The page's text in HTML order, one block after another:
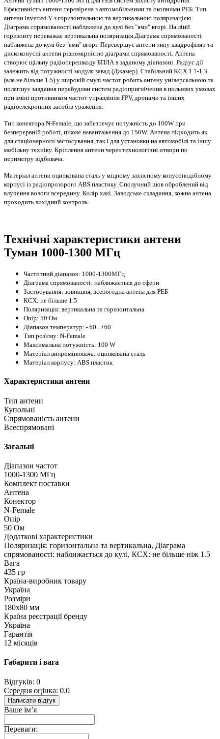
Ефективність антени перевірена з автомобільними та окопними РЕБ. Тип
антени Inverted V з горизонтальною та вертикальною поляризацією.
Діаграма спрямованості наближена до кулі без "ями" вгорі. На лінії
горизонту переважає вертикальна поляризація.Діаграма спрямованості
наближена до кулі без "ями" вгорі. Перевершує антени типу квадрофіляр та
дискоконусні антени рівномірністю діаграми спрямованості. Антена
створює щільну радіоперешкоду БПЛА в заданому діапазоні. Радіус дії
залежить від потужності модуля завад (Джамер). Стабільний КСХ 1.1-1.3
(але не більше 1.5) у широкій смузі частот робить антену універсальною та
полегшує завдання перебудови систем радіопригнічення в польових умовах
при зміні противником частот управління FPV, дронами та інших
радіоелекронних засобів ураження.
Тип конектора N-Female, що забезпечує потужність до 100W при
безперервній роботі, пікове навантаження до 150W. Антена підходить як
для стаціонарного застосування, так і для установки на автомобілі та іншу
мобільну техніку. Кріплення антени через технологічні отвори по
периметру відбивача.
Матеріал антени оцинкована сталь у міцному захисному конусоподібному
корпусі із радіопрозорого ABS пластику. Сполучний шов оброблений від
влучення вологи всередину. Колір хакі. Заводське складання, кожна антена
проходить вихідний контроль.
Технічні характеристики антени
Туман 1000-1300 МГц
Частотний діапазон: 1000-1300МГц
Діаграма спрямованості: наближається до сфери
Застосування: зовнішня, всепогодна антена для РЕБ
КСХ: не більше 1.5
Поляризація: вертикальна та горизонтальна
Опір: 50 Ом
Діапазон температур: - 60...+60
Тип роз'єму: N-Female
Максимальна потужність: 100 W
Матеріал випромінювача: оцинкована сталь
Матеріал корпусу: ABS пластик
Характеристики антени
Тип антени
Купольні
Спрямованість антени
Всеспрямовані
Загальні
Діапазон частот
1000-1300 МГц
Комплект поставки
Антена
Конектор
N-Female
Опір
50 Ом
Додаткові характеристики
Поляризація: горизонтальна та вертикальна, Діаграма
спрямованості: наближається до кулі, КСХ: не більше ніж 1.5
Вага
435 гр
Країна-виробник товару
Україна
Розміри
180x80 мм
Країна реєстрації бренду
Україна
Гарантія
12 місяців
Габарити і вага
Відгуків: 0
Середня оцінка: 0.0
Написати відгук
Ваше ім’я
Переваги: